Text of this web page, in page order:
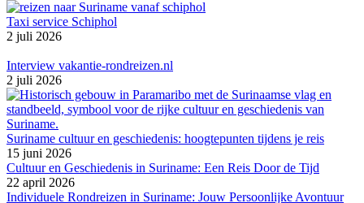
Taxi service Schiphol
2 juli 2026
Interview vakantie-rondreizen.nl
2 juli 2026
Suriname cultuur en geschiedenis: hoogtepunten tijdens je reis
15 juni 2026
Cultuur en Geschiedenis in Suriname: Een Reis Door de Tijd
22 april 2026
Individuele Rondreizen in Suriname: Jouw Persoonlijke Avontuur